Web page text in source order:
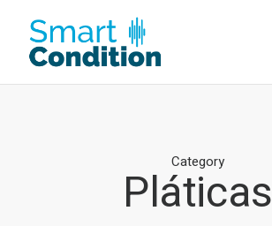
Category
Pláticas